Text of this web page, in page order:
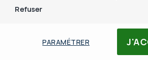
PARAMÉTRER
Refuser